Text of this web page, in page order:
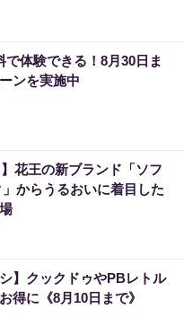
で体験できる！8月30日ま
ンを実施中
】花王の新ブランド「ソフ
からうるおいに着目した
】クックドゥやPBレトル
得に《8月10日まで》